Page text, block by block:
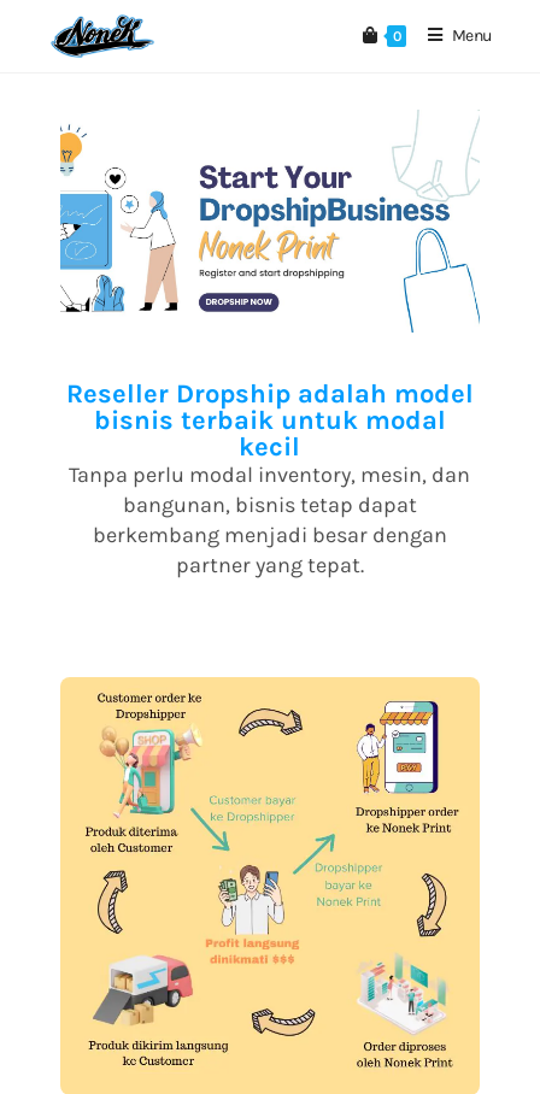
0 Menu
Reseller Dropship adalah model
bisnis terbaik untuk modal
kecil
Tanpa perlu modal inventory, mesin, dan
bangunan, bisnis tetap dapat
berkembang menjadi besar dengan
partner yang tepat.